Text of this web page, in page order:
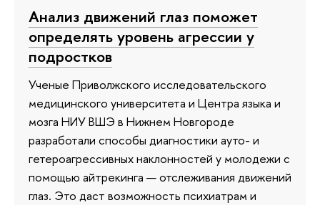
Анализ движений глаз поможет
определять уровень агрессии у
подростков
Ученые Приволжского исследовательского
медицинского университета и Центра языка и
мозга НИУ ВШЭ в Нижнем Новгороде
разработали способы диагностики ауто- и
гетероагрессивных наклонностей у молодежи с
помощью айтрекинга — отслеживания движений
глаз. Это даст возможность психиатрам и